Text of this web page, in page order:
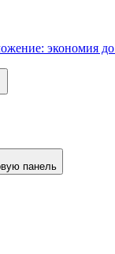
экономия
панель